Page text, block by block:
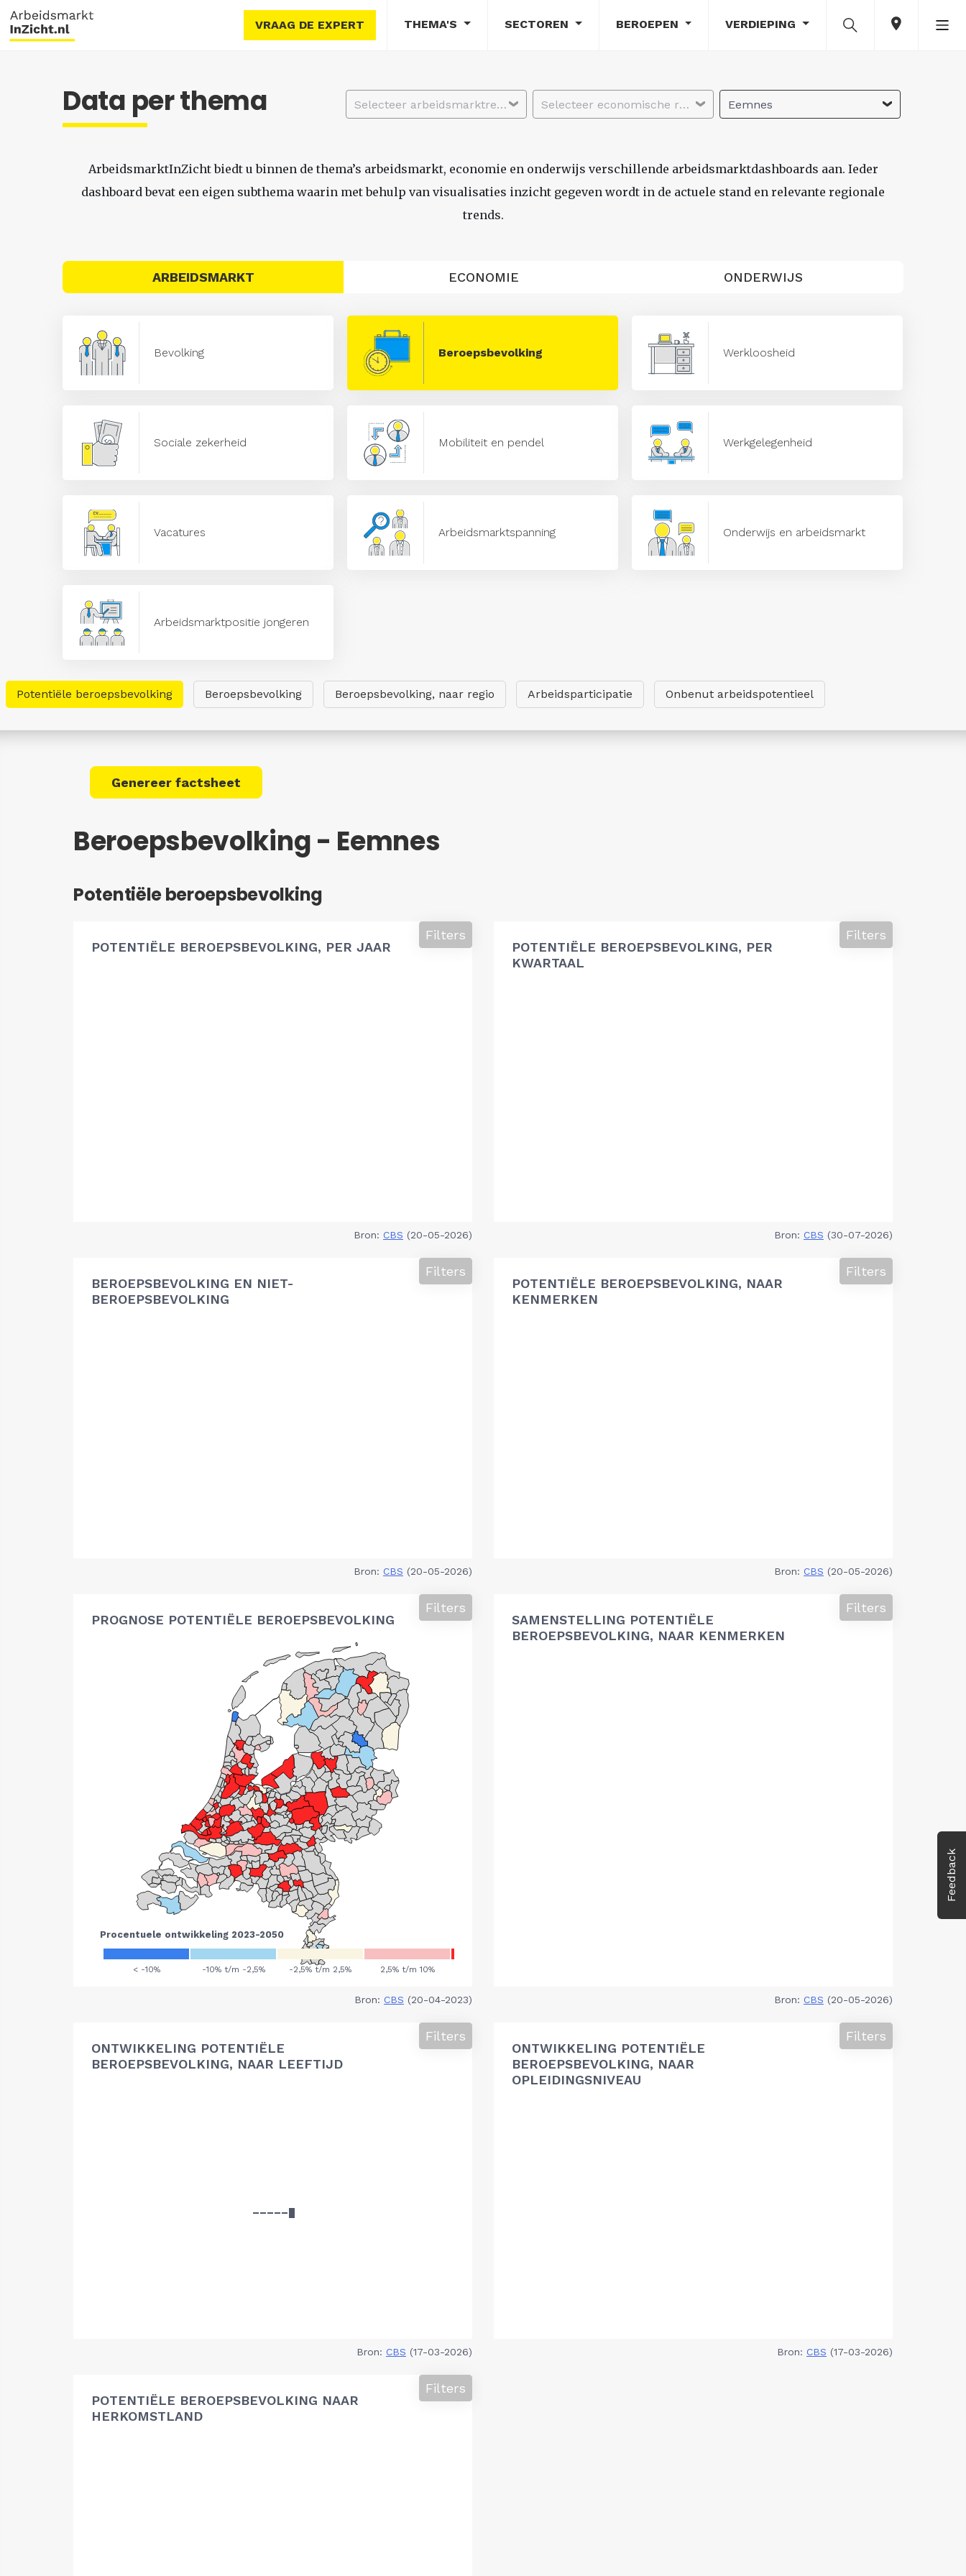
VRAAG DE EXPERT THEMA'S SECTOREN BEROEPEN VERDIEPING
Feedback
Data per thema Selecteer arbeidsmarktregio Selecteer economische regio Eemnes
ArbeidsmarktInZicht biedt u binnen de thema’s arbeidsmarkt, economie en onderwijs verschillende arbeidsmarktdashboards aan. Ieder
dashboard bevat een eigen subthema waarin met behulp van visualisaties inzicht gegeven wordt in de actuele stand en relevante regionale
trends.
ARBEIDSMARKT ECONOMIE ONDERWIJS
Bevolking Beroepsbevolking Werkloosheid
Sociale zekerheid Mobiliteit en pendel Werkgelegenheid
Vacatures Arbeidsmarktspanning Onderwijs en arbeidsmarkt
Arbeidsmarktpositie jongeren
Potentiële beroepsbevolking Beroepsbevolking Beroepsbevolking, naar regio Arbeidsparticipatie Onbenut arbeidspotentieel
Genereer factsheet
Beroepsbevolking - Eemnes
Potentiële beroepsbevolking
POTENTIËLE BEROEPSBEVOLKING, PER JAAR
Filters
Bron: CBS (20-05-2026)
POTENTIËLE BEROEPSBEVOLKING, PER
KWARTAAL
Filters
Bron: CBS (30-07-2026)
BEROEPSBEVOLKING EN NIET-
BEROEPSBEVOLKING
Filters
Bron: CBS (20-05-2026)
POTENTIËLE BEROEPSBEVOLKING, NAAR
KENMERKEN
Filters
Bron: CBS (20-05-2026)
PROGNOSE POTENTIËLE BEROEPSBEVOLKING
Filters
Bron: CBS (20-04-2023)
SAMENSTELLING POTENTIËLE
BEROEPSBEVOLKING, NAAR KENMERKEN
Filters
Bron: CBS (20-05-2026)
ONTWIKKELING POTENTIËLE
BEROEPSBEVOLKING, NAAR LEEFTIJD
Filters
Bron: CBS (17-03-2026)
ONTWIKKELING POTENTIËLE
BEROEPSBEVOLKING, NAAR
OPLEIDINGSNIVEAU
Filters
Bron: CBS (17-03-2026)
POTENTIËLE BEROEPSBEVOLKING NAAR
HERKOMSTLAND
Filters